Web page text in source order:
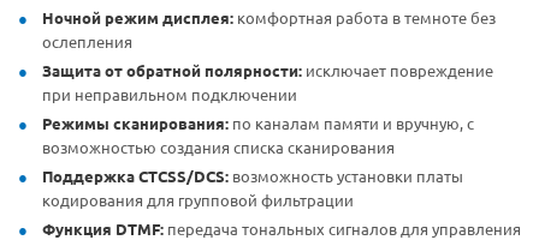
Ночной режим дисплея: комфортная работа в темноте без
ослепления
Защита от обратной полярности: исключает повреждение
при неправильном подключении
Режимы сканирования: по каналам памяти и вручную, с
возможностью создания списка сканирования
Поддержка CTCSS/DCS: возможность установки платы
кодирования для групповой фильтрации
Функция DTMF: передача тональных сигналов для управления